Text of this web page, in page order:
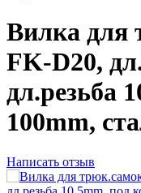
Вилка для
FK-D20,
дл.резьба
100mm,
Написать отзыв